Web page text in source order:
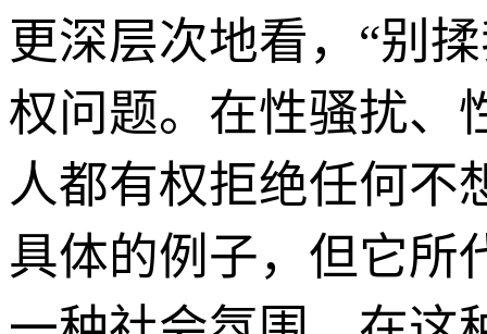
更深层次地看，“别
权问题。在性骚扰、
人都有权拒绝任何不
具体的例子，但它所